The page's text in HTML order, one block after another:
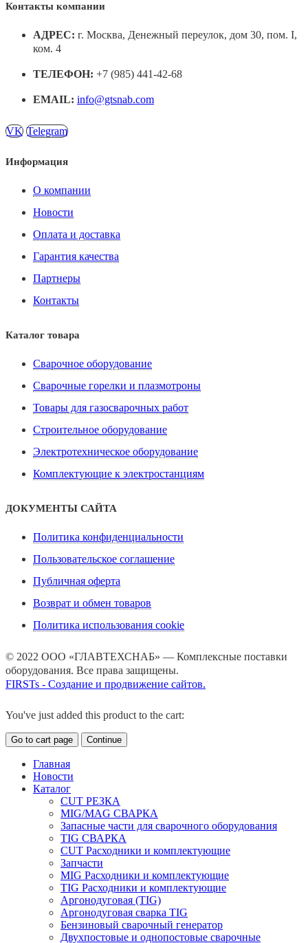
Контакты компании
АДРЕС: г. Москва, Денежный переулок, дом 30, пом. I,
ком. 4
ТЕЛЕФОН: +7 (985) 441-42-68
EMAIL: info@gtsnab.com
VK Telegram
Информация
О компании
Новости
Оплата и доставка
Гарантия качества
Партнеры
Контакты
Каталог товара
Сварочное оборудование
Сварочные горелки и плазмотроны
Товары для газосварочных работ
Строительное оборудование
Электротехническое оборудование
Комплектующие к электростанциям
ДОКУМЕНТЫ САЙТА
Политика конфиденциальности
Пользовательское соглашение
Публичная оферта
Возврат и обмен товаров
Политика использования cookie
© 2022 ООО «ГЛАВТЕХСНАБ» — Комплексные поставки
оборудования. Все права защищены.
FIRSTs - Создание и продвижение сайтов.
You've just added this product to the cart:
Go to cart page Continue
Главная
Новости
Каталог
CUT РЕЗКА
MIG/MAG СВАРКА
Запасные части для сварочного оборудования
TIG СВАРКА
CUT Расходники и комплектующие
Запчасти
MIG Расходники и комплектующие
TIG Расходники и комплектующие
Аргонодуговая (TIG)
Аргонодуговая сварка TIG
Бензиновый сварочный генератор
Двухпостовые и однопостовые сварочные